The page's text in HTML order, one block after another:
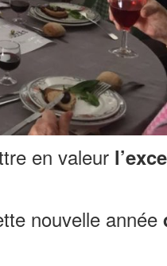
en valeur
nouvelle année